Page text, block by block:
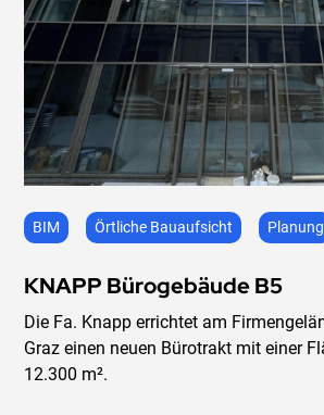
BIM Örtliche Bauaufsicht Planung
KNAPP Bürogebäude B5
Die Fa. Knapp errichtet am
Graz einen neuen Bürotrakt mit einer
12.300 m².